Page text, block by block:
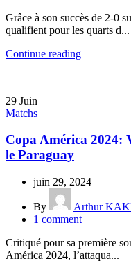
Grâce à son succès de 2-0
qualifient pour les quarts d...
Continue reading
29 Juin
Matchs
Copa América 2024:
le Paraguay
juin 29, 2024
By
Arthur
1 comment
Critiqué pour sa première
América 2024, l’attaqua...